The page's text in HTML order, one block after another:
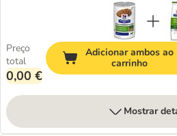
Preço
total
0,00 €
Adicionar ambos ao
carrinho
Mostrar